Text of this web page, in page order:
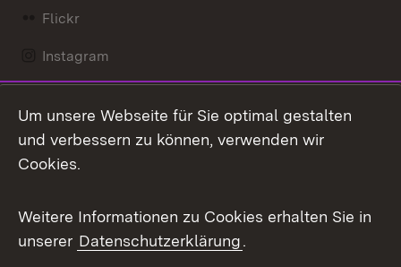
Flickr
Instagram
Mastodon
Messenger
Social Wall
X / Twitter
Um unsere Webseite für Sie optimal gestalten
und verbessern zu können, verwenden wir
Cookies.
Weitere Informationen zu Cookies erhalten Sie in
unserer Datenschutzerklärung.